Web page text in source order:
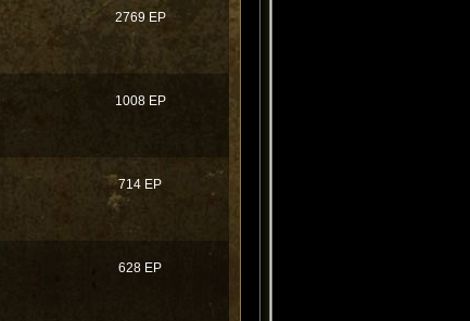
2769 EP
1008 EP
714 EP
628 EP